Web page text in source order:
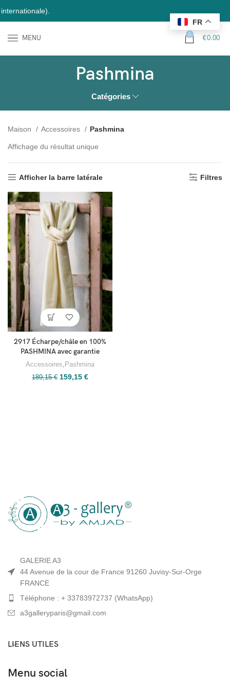
MENU 0 €0.00
Pashmina
Catégories
Maison Accessoires Pashmina
Affichage du résultat unique
Afficher la barre latérale Filtres
2917 Écharpe/châle en 100%
PASHMINA avec garantie
Accessoires Pashmina
189,15€ 159,15 €
GALERIE A3
44 Avenue de la cour de France 91260 Juvisy-Sur-Orge
FRANCE
Téléphone : + 33783972737 (WhatsApp)
a3galleryparis@gmail.com
LIENS UTILES
Menu social
FR